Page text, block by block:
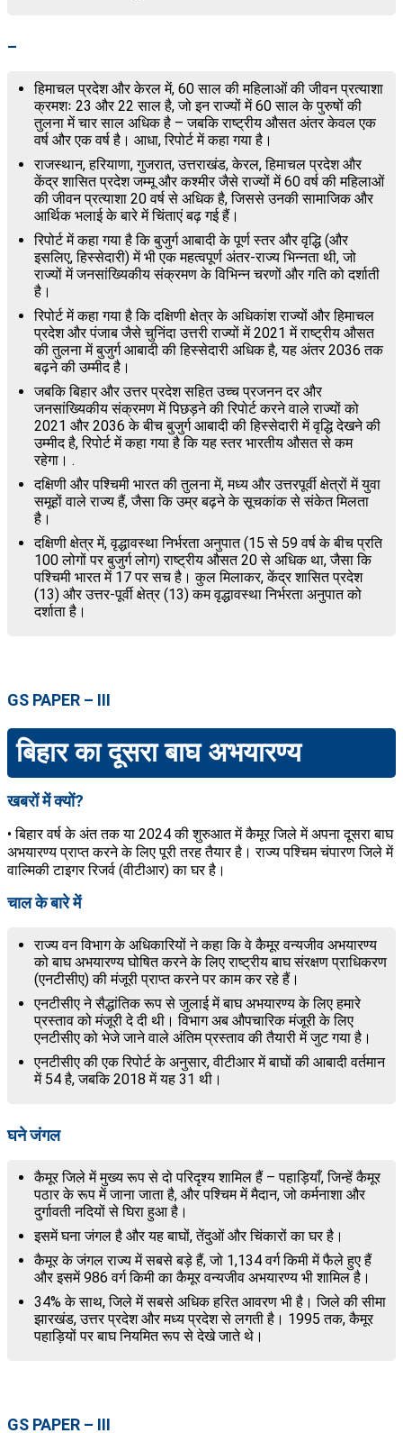
–
हिमाचल प्रदेश और केरल में, 60 साल की महिलाओं की जीवन प्रत्याशा
क्रमशः 23 और 22 साल है, जो इन राज्यों में 60 साल के पुरुषों की
तुलना में चार साल अधिक है – जबकि राष्ट्रीय औसत अंतर केवल एक
वर्ष और एक वर्ष है। आधा, रिपोर्ट में कहा गया है।
राजस्थान, हरियाणा, गुजरात, उत्तराखंड, केरल, हिमाचल प्रदेश और
केंद्र शासित प्रदेश जम्मू और कश्मीर जैसे राज्यों में 60 वर्ष की महिलाओं
की जीवन प्रत्याशा 20 वर्ष से अधिक है, जिससे उनकी सामाजिक और
आर्थिक भलाई के बारे में चिंताएं बढ़ गई हैं।
रिपोर्ट में कहा गया है कि बुजुर्ग आबादी के पूर्ण स्तर और वृद्धि (और
इसलिए, हिस्सेदारी) में भी एक महत्वपूर्ण अंतर-राज्य भिन्नता थी, जो
राज्यों में जनसांख्यिकीय संक्रमण के विभिन्न चरणों और गति को दर्शाती
है।
रिपोर्ट में कहा गया है कि दक्षिणी क्षेत्र के अधिकांश राज्यों और हिमाचल
प्रदेश और पंजाब जैसे चुनिंदा उत्तरी राज्यों में 2021 में राष्ट्रीय औसत
की तुलना में बुजुर्ग आबादी की हिस्सेदारी अधिक है, यह अंतर 2036 तक
बढ़ने की उम्मीद है।
जबकि बिहार और उत्तर प्रदेश सहित उच्च प्रजनन दर और
जनसांख्यिकीय संक्रमण में पिछड़ने की रिपोर्ट करने वाले राज्यों को
2021 और 2036 के बीच बुजुर्ग आबादी की हिस्सेदारी में वृद्धि देखने की
उम्मीद है, रिपोर्ट में कहा गया है कि यह स्तर भारतीय औसत से कम
रहेगा। .
दक्षिणी और पश्चिमी भारत की तुलना में, मध्य और उत्तरपूर्वी क्षेत्रों में युवा
समूहों वाले राज्य हैं, जैसा कि उम्र बढ़ने के सूचकांक से संकेत मिलता
है।
दक्षिणी क्षेत्र में, वृद्धावस्था निर्भरता अनुपात (15 से 59 वर्ष के बीच प्रति
100 लोगों पर बुजुर्ग लोग) राष्ट्रीय औसत 20 से अधिक था, जैसा कि
पश्चिमी भारत में 17 पर सच है। कुल मिलाकर, केंद्र शासित प्रदेश
(13) और उत्तर-पूर्वी क्षेत्र (13) कम वृद्धावस्था निर्भरता अनुपात को
दर्शाता है।
GS PAPER – III
बिहार का दूसरा बाघ अभयारण्य
खबरों में क्यों?
• बिहार वर्ष के अंत तक या 2024 की शुरुआत में कैमूर जिले में अपना दूसरा बाघ
अभयारण्य प्राप्त करने के लिए पूरी तरह तैयार है। राज्य पश्चिम चंपारण जिले में
वाल्मिकी टाइगर रिजर्व (वीटीआर) का घर है।
चाल के बारे में
राज्य वन विभाग के अधिकारियों ने कहा कि वे कैमूर वन्यजीव अभयारण्य
को बाघ अभयारण्य घोषित करने के लिए राष्ट्रीय बाघ संरक्षण प्राधिकरण
(एनटीसीए) की मंजूरी प्राप्त करने पर काम कर रहे हैं।
एनटीसीए ने सैद्धांतिक रूप से जुलाई में बाघ अभयारण्य के लिए हमारे
प्रस्ताव को मंजूरी दे दी थी। विभाग अब औपचारिक मंजूरी के लिए
एनटीसीए को भेजे जाने वाले अंतिम प्रस्ताव की तैयारी में जुट गया है।
एनटीसीए की एक रिपोर्ट के अनुसार, वीटीआर में बाघों की आबादी वर्तमान
में 54 है, जबकि 2018 में यह 31 थी।
घने जंगल
कैमूर जिले में मुख्य रूप से दो परिदृश्य शामिल हैं – पहाड़ियाँ, जिन्हें कैमूर
पठार के रूप में जाना जाता है, और पश्चिम में मैदान, जो कर्मनाशा और
दुर्गावती नदियों से घिरा हुआ है।
इसमें घना जंगल है और यह बाघों, तेंदुओं और चिंकारों का घर है।
कैमूर के जंगल राज्य में सबसे बड़े हैं, जो 1,134 वर्ग किमी में फैले हुए हैं
और इसमें 986 वर्ग किमी का कैमूर वन्यजीव अभयारण्य भी शामिल है।
34% के साथ, जिले में सबसे अधिक हरित आवरण भी है। जिले की सीमा
झारखंड, उत्तर प्रदेश और मध्य प्रदेश से लगती है। 1995 तक, कैमूर
पहाड़ियों पर बाघ नियमित रूप से देखे जाते थे।
GS PAPER – III